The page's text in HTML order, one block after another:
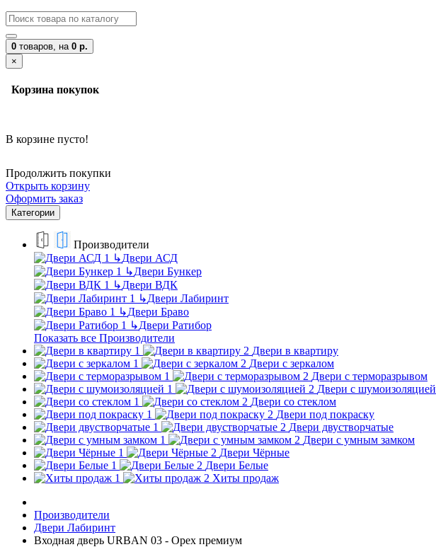
0 товаров, на 0 р.
×
Корзина покупок
В корзине пусто!
Продолжить покупки
Открыть корзину
Оформить заказ
Категории
Производители
↳Двери АСД
↳Двери Бункер
↳Двери ВДК
↳Двери Лабиринт
↳Двери Браво
↳Двери Ратибор
Показать все Производители
Двери в квартиру
Двери с зеркалом
Двери с терморазрывом
Двери с шумоизоляцией
Двери со стеклом
Двери под покраску
Двери двустворчатые
Двери с умным замком
Двери Чёрные
Двери Белые
Хиты продаж
Производители
Двери Лабиринт
Входная дверь URBAN 03 - Орех премиум